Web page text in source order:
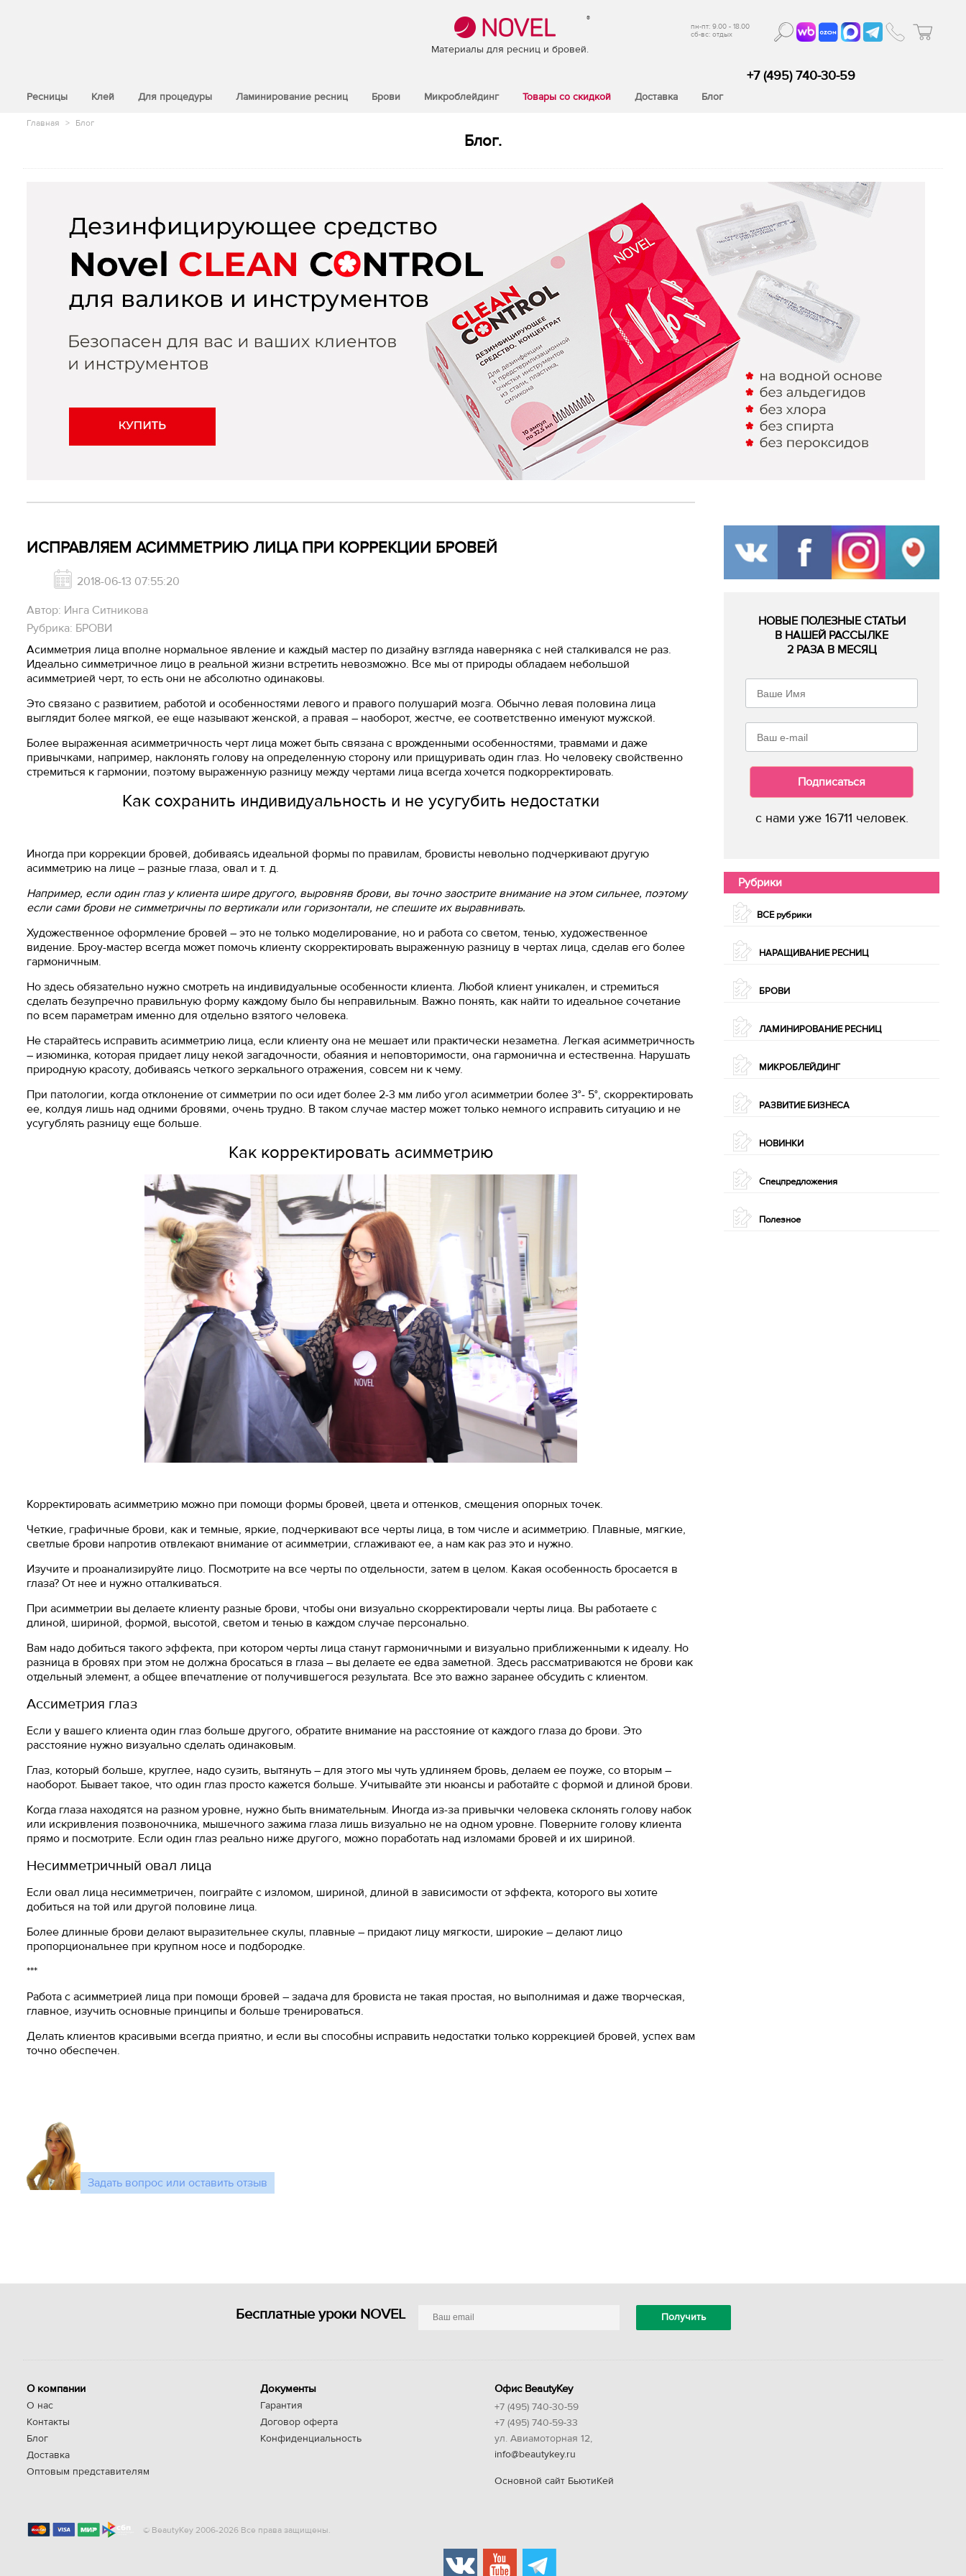
®
Материалы для ресниц и бровей.
пн-пт: 9.00 - 18.00
сб-вс: отдых
Ресницы Клей Для процедуры Ламинирование ресниц Брови Микроблейдинг Товары со скидкой Доставка Блог
+7 (495) 740-30-59
Главная > Блог
Блог.
ИСПРАВЛЯЕМ АСИММЕТРИЮ ЛИЦА ПРИ КОРРЕКЦИИ БРОВЕЙ
2018-06-13 07:55:20
Автор: Инга Ситникова
Рубрика: БРОВИ
Асимметрия лица вполне нормальное явление и каждый мастер по дизайну взгляда наверняка с ней сталкивался не раз.
Идеально симметричное лицо в реальной жизни встретить невозможно. Все мы от природы обладаем небольшой
асимметрией черт, то есть они не абсолютно одинаковы.
Это связано с развитием, работой и особенностями левого и правого полушарий мозга. Обычно левая половина лица
выглядит более мягкой, ее еще называют женской, а правая – наоборот, жестче, ее соответственно именуют мужской.
Более выраженная асимметричность черт лица может быть связана с врожденными особенностями, травмами и даже
привычками, например, наклонять голову на определенную сторону или прищуривать один глаз. Но человеку свойственно
стремиться к гармонии, поэтому выраженную разницу между чертами лица всегда хочется подкорректировать.
Как сохранить индивидуальность и не усугубить недостатки
Иногда при коррекции бровей, добиваясь идеальной формы по правилам, бровисты невольно подчеркивают другую
асимметрию на лице – разные глаза, овал и т. д.
Например, если один глаз у клиента шире другого, выровняв брови, вы точно заострите внимание на этом сильнее, поэтому
если сами брови не симметричны по вертикали или горизонтали, не спешите их выравнивать.
Художественное оформление бровей – это не только моделирование, но и работа со светом, тенью, художественное
видение. Броу-мастер всегда может помочь клиенту скорректировать выраженную разницу в чертах лица, сделав его более
гармоничным.
Но здесь обязательно нужно смотреть на индивидуальные особенности клиента. Любой клиент уникален, и стремиться
сделать безупречно правильную форму каждому было бы неправильным. Важно понять, как найти то идеальное сочетание
по всем параметрам именно для отдельно взятого человека.
Не старайтесь исправить асимметрию лица, если клиенту она не мешает или практически незаметна. Легкая асимметричность
– изюминка, которая придает лицу некой загадочности, обаяния и неповторимости, она гармонична и естественна. Нарушать
природную красоту, добиваясь четкого зеркального отражения, совсем ни к чему.
При патологии, когда отклонение от симметрии по оси идет более 2-3 мм либо угол асимметрии более 3°- 5°, скорректировать
ее, колдуя лишь над одними бровями, очень трудно. В таком случае мастер может только немного исправить ситуацию и не
усугублять разницу еще больше.
Как корректировать асимметрию
Корректировать асимметрию можно при помощи формы бровей, цвета и оттенков, смещения опорных точек.
Четкие, графичные брови, как и темные, яркие, подчеркивают все черты лица, в том числе и асимметрию. Плавные, мягкие,
светлые брови напротив отвлекают внимание от асимметрии, сглаживают ее, а нам как раз это и нужно.
Изучите и проанализируйте лицо. Посмотрите на все черты по отдельности, затем в целом. Какая особенность бросается в
глаза? От нее и нужно отталкиваться.
При асимметрии вы делаете клиенту разные брови, чтобы они визуально скорректировали черты лица. Вы работаете с
длиной, шириной, формой, высотой, светом и тенью в каждом случае персонально.
Вам надо добиться такого эффекта, при котором черты лица станут гармоничными и визуально приближенными к идеалу. Но
разница в бровях при этом не должна бросаться в глаза – вы делаете ее едва заметной. Здесь рассматриваются не брови как
отдельный элемент, а общее впечатление от получившегося результата. Все это важно заранее обсудить с клиентом.
Ассиметрия глаз
Если у вашего клиента один глаз больше другого, обратите внимание на расстояние от каждого глаза до брови. Это
расстояние нужно визуально сделать одинаковым.
Глаз, который больше, круглее, надо сузить, вытянуть – для этого мы чуть удлиняем бровь, делаем ее поуже, со вторым –
наоборот. Бывает такое, что один глаз просто кажется больше. Учитывайте эти нюансы и работайте с формой и длиной брови.
Когда глаза находятся на разном уровне, нужно быть внимательным. Иногда из-за привычки человека склонять голову набок
или искривления позвоночника, мышечного зажима глаза лишь визуально не на одном уровне. Поверните голову клиента
прямо и посмотрите. Если один глаз реально ниже другого, можно поработать над изломами бровей и их шириной.
Несимметричный овал лица
Если овал лица несимметричен, поиграйте с изломом, шириной, длиной в зависимости от эффекта, которого вы хотите
добиться на той или другой половине лица.
Более длинные брови делают выразительнее скулы, плавные – придают лицу мягкости, широкие – делают лицо
пропорциональнее при крупном носе и подбородке.
***
Работа с асимметрией лица при помощи бровей – задача для бровиста не такая простая, но выполнимая и даже творческая,
главное, изучить основные принципы и больше тренироваться.
Делать клиентов красивыми всегда приятно, и если вы способны исправить недостатки только коррекцией бровей, успех вам
точно обеспечен.
Задать вопрос или оставить отзыв
НОВЫЕ ПОЛЕЗНЫЕ СТАТЬИ
В НАШЕЙ РАССЫЛКЕ
2 РАЗА В МЕСЯЦ
Подписаться
с нами уже 16711 человек.
Рубрики
ВСЕ рубрики
НАРАЩИВАНИЕ РЕСНИЦ
БРОВИ
ЛАМИНИРОВАНИЕ РЕСНИЦ
МИКРОБЛЕЙДИНГ
РАЗВИТИЕ БИЗНЕСА
НОВИНКИ
Спецпредложения
Полезное
Бесплатные уроки NOVEL
О компании
О нас
Контакты
Блог
Доставка
Оптовым представителям
Документы
Гарантия
Договор оферта
Конфиденциальность
Офис BeautyKey
+7 (495) 740-30-59
+7 (495) 740-59-33
ул. Авиамоторная 12,
info@beautykey.ru
Основной сайт БьютиКей
© BeautyKey 2006-2026 Все права защищены.